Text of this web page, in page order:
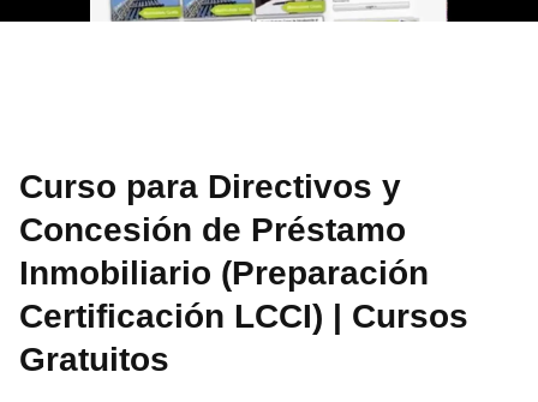
Curso para Directivos y
Concesión de Préstamo
Inmobiliario (Preparación
Certificación LCCI) | Cursos
Gratuitos